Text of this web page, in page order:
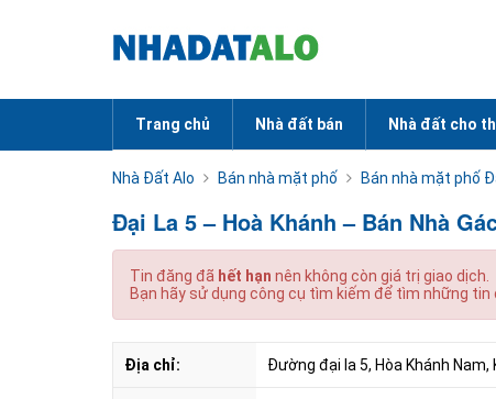
Trang chủ Nhà đất bán Nhà đất cho
Nhà Đất Alo Bán nhà mặt phố Bán nhà mặt phố
Đại La 5 – Hoà Khánh – Bán Nhà
Tin đăng đã hết hạn nên không còn giá trị giao dịch.
Bạn hãy sử dụng công cụ tìm kiếm để tìm những tin
Địa chỉ: Đường đại la 5, Hòa Khánh